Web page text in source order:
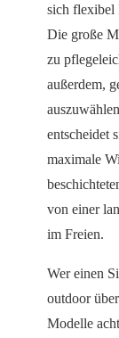
sich flexibel
Die große
zu
außerdem,
entscheidet
maximale
von einer
im Freien.
Wer einen
outdoor
Modelle